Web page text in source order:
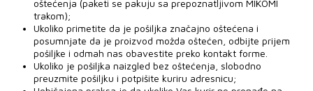
oštećenja (paketi se pakuju sa prepoznatljivom MIKOMI
trakom);
Ukoliko primetite da je pošiljka značajno oštećena i
posumnjate da je proizvod možda oštećen, odbijte prijem
pošiljke i odmah nas obavestite preko kontakt forme.
Ukoliko je pošiljka naizgled bez oštećenja, slobodno
preuzmite pošiljku i potpišite kuriru adresnicu;